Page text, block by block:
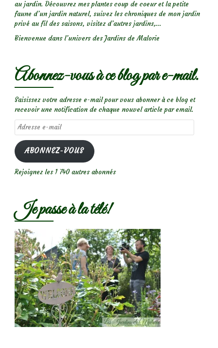
au jardin. Découvrez mes plantes coup de coeur et la petite
faune d’un jardin naturel, suivez les chroniques de mon jardin
privé au fil des saisons, visitez d’autres jardins,...
Bienvenue dans l’univers des Jardins de Malorie
Abonnez-vous à ce blog par e-mail.
Saisissez votre adresse e-mail pour vous abonner à ce blog et
recevoir une notification de chaque nouvel article par email.
Adresse
e-
mail
ABONNEZ-VOUS
Rejoignez les 1 740 autres abonnés
Je passe à la télé!